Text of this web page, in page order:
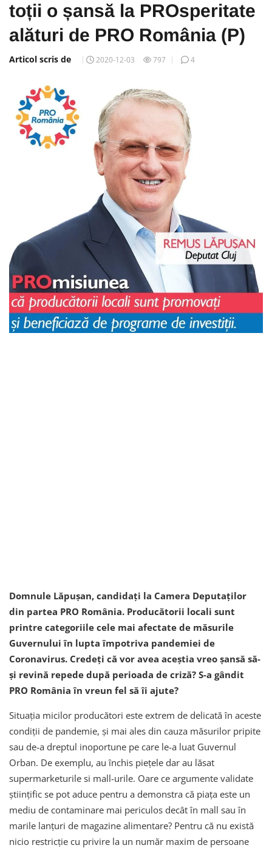
toții o șansă la PROsperitate
alături de PRO România (P)
Articol scris de 2020-12-03 797 4
Domnule Lăpușan, candidați la Camera Deputaților
din partea PRO România. Producătorii locali sunt
printre categoriile cele mai afectate de măsurile
Guvernului în lupta împotriva pandemiei de
Coronavirus. Credeți că vor avea aceștia vreo șansă să-
și revină repede după perioada de criză? S-a gândit
PRO România în vreun fel să îi ajute?
Situația micilor producători este extrem de delicată în aceste
condiții de pandemie, și mai ales din cauza măsurilor pripite
sau de-a dreptul inoportune pe care le-a luat Guvernul
Orban. De exemplu, au închis piețele dar au lăsat
supermarketurile si mall-urile. Oare ce argumente validate
științific se pot aduce pentru a demonstra că piața este un
mediu de contaminare mai periculos decât în mall sau în
marile lanțuri de magazine alimentare? Pentru că nu există
nicio restricție cu privire la un număr maxim de persoane